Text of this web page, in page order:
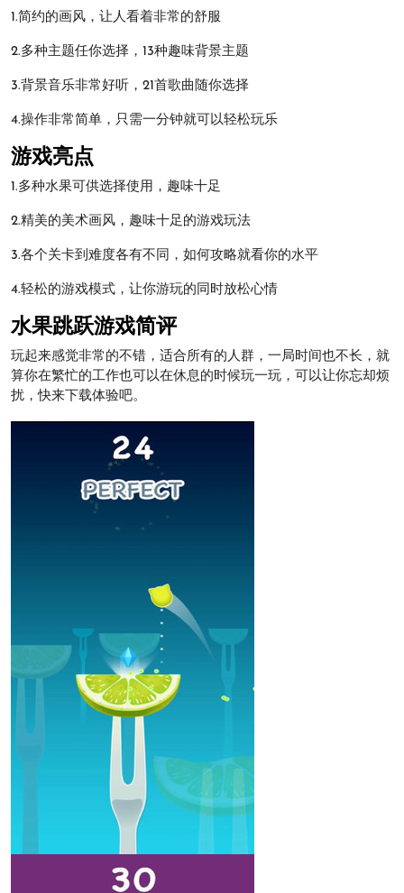
1.简约的画风，让人看着非常的舒服
2.多种主题任你选择，13种趣味背景主题
3.背景音乐非常好听，21首歌曲随你选择
4.操作非常简单，只需一分钟就可以轻松玩乐
游戏亮点
1.多种水果可供选择使用，趣味十足
2.精美的美术画风，趣味十足的游戏玩法
3.各个关卡到难度各有不同，如何攻略就看你的水平
4.轻松的游戏模式，让你游玩的同时放松心情
水果跳跃游戏简评
玩起来感觉非常的不错，适合所有的人群，一局时间也不长，就
算你在繁忙的工作也可以在休息的时候玩一玩，可以让你忘却烦
扰，快来下载体验吧。